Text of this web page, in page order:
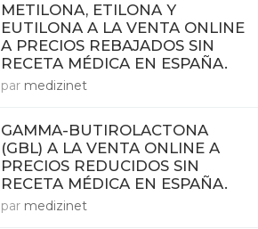
METILONA, ETILONA Y
EUTILONA A LA VENTA ONLINE
A PRECIOS REBAJADOS SIN
RECETA MÉDICA EN ESPAÑA.
par medizinet
GAMMA-BUTIROLACTONA
(GBL) A LA VENTA ONLINE A
PRECIOS REDUCIDOS SIN
RECETA MÉDICA EN ESPAÑA.
par medizinet